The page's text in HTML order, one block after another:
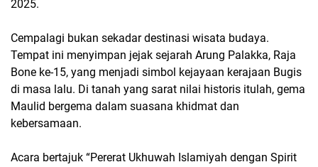
2025.
Cempalagi bukan sekadar destinasi wisata budaya.
Tempat ini menyimpan jejak sejarah Arung Palakka, Raja
Bone ke-15, yang menjadi simbol kejayaan kerajaan Bugis
di masa lalu. Di tanah yang sarat nilai historis itulah, gema
Maulid bergema dalam suasana khidmat dan
kebersamaan.
Acara bertajuk “Pererat Ukhuwah Islamiyah dengan Spirit